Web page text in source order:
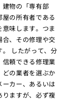
建物の「専有部
の所有者である
味します。つま
合、その修理や交
したがって、分
頼できる修理業
の業者を選ぶか
カー、あるいは
ますが、必ず複